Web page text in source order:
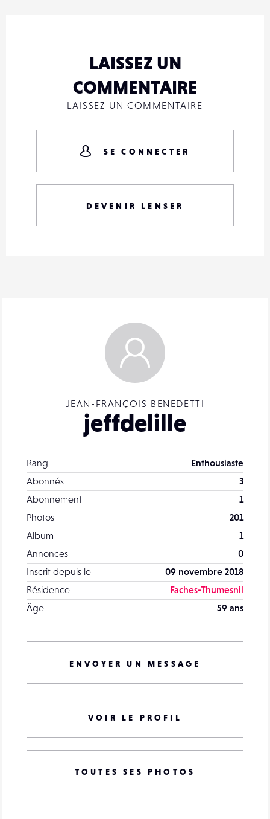
JEAN-FRANÇOIS BENEDETTI
jeffdelille
Rang
Enthousiaste
Abonnés
3
Abonnement
1
Photos
201
Album
1
Annonces
0
Inscrit depuis le
09 novembre 2018
Résidence
Faches-Thumesnil
Âge
59 ans
ENVOYER UN MESSAGE
VOIR LE PROFIL
TOUTES SES PHOTOS
LAISSEZ UN
COMMENTAIRE
LAISSEZ UN COMMENTAIRE
SE CONNECTER
DEVENIR LENSER